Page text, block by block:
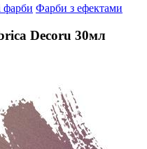
фарби Фарби з ефектами
Decoru 30мл